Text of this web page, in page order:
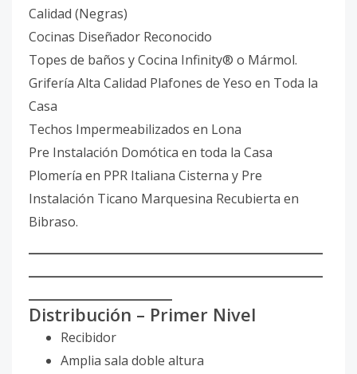
Calidad (Negras)
Cocinas Diseñador Reconocido
Topes de baños y Cocina Infinity® o Mármol.
Grifería Alta Calidad Plafones de Yeso en Toda la
Casa
Techos Impermeabilizados en Lona
Pre Instalación Domótica en toda la Casa
Plomería en PPR Italiana Cisterna y Pre
Instalación Ticano Marquesina Recubierta en
Bibraso.
Distribución – Primer Nivel
Recibidor
Amplia sala doble altura